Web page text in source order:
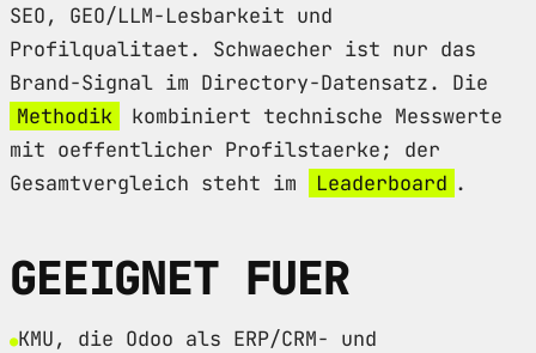
SEO, GEO/LLM-Lesbarkeit und
Profilqualitaet. Schwaecher ist nur das
Brand-Signal im Directory-Datensatz. Die
Methodik
kombiniert technische Messwerte
mit oeffentlicher Profilstaerke; der
Gesamtvergleich steht im
Leaderboard .
GEEIGNET FUER
KMU, die Odoo als ERP/CRM- und